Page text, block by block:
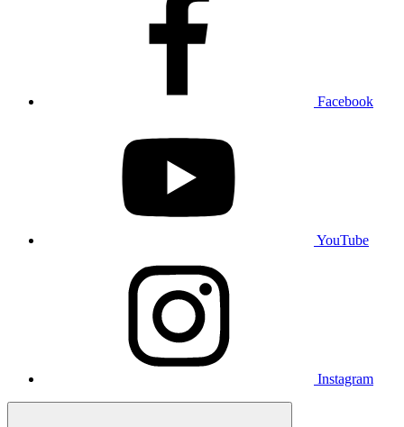
Facebook
YouTube
Instagram